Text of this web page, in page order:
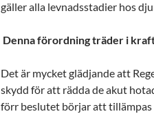
gäller alla levnadsstadier hos
Denna förordning träder i
Det är mycket glädjande att
skydd för att rädda de akut
förr beslutet börjar att